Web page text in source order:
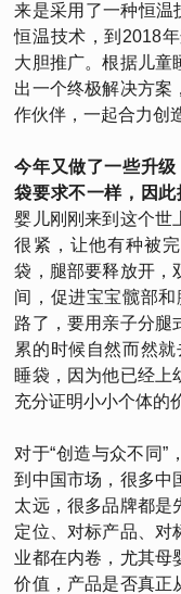
来是采用了一种恒温
恒温技术，到2018
大胆推广。根据儿童
出一个终极解决方案
作伙伴，一起合力创
今年又做了一些升
袋要求不一样，因此
婴儿刚刚来到这个世
很紧，让他有种被
袋，腿部要释放开，
间，促进宝宝髋部
路了，要用亲子分腿
累的时候自然而然
睡袋，因为他已经上
充分证明小小个体的
对于“创造与众不同”
到中国市场，很多中
太远，很多品牌都是
定位、对标产品、对
业都在内卷，尤其母
价值，产品是否真正